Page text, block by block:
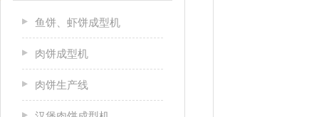
鱼饼、虾饼成型机
肉饼成型机
肉饼生产线